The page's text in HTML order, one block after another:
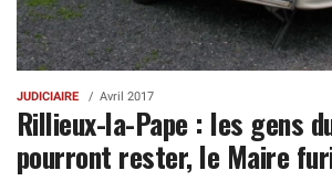
JUDICIAIRE Avril 2017
Rillieux-la-Pape : les gens
pourront rester, le Maire